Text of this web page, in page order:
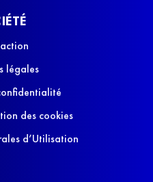
légales
des cookies
d’Utilisation